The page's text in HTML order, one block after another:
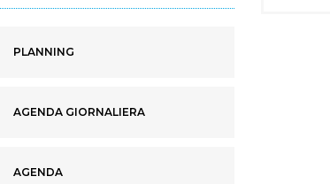
PLANNING
AGENDA GIORNALIERA
AGENDA